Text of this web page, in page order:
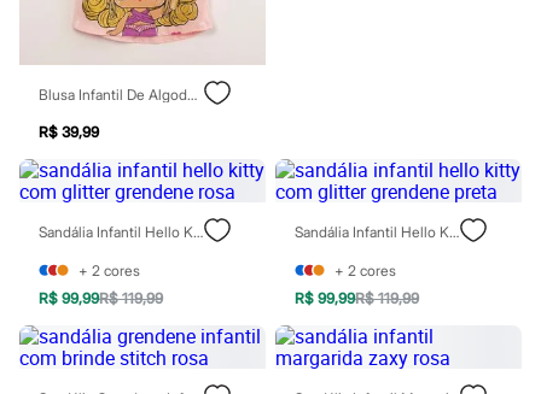
Chinelos
Rasteirinhas
Sandálias
Sapatilhas
Marcas
City
Clock House
Mindset
Sawary
Yessica
Moda esportiva
Acessórios
Blusas
Calçados
Leggings
Blusa Infantil De Algodão Lol Surprise "radical" Com Glitter Manga Curta Rosa
R$ 39,99
Sandália Infantil Hello Kitty Com Glitter Grendene Rosa
+ 2 cores
R$ 99,99R$ 119,99
Sandália Infantil Hello Kitty Com Glitter Grendene Preta
+ 2 cores
R$ 99,99R$ 119,99